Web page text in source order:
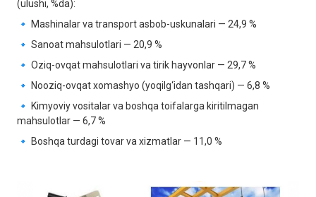
(ulushi, %da):
🔹 Mashinalar va transport asbob-uskunalari — 24,9 %
🔹 Sanoat mahsulotlari — 20,9 %
🔹 Oziq-ovqat mahsulotlari va tirik hayvonlar — 29,7 %
🔹 Nooziq-ovqat xomashyo (yoqilg‘idan tashqari) — 6,8 %
🔹 Kimyoviy vositalar va boshqa toifalarga kiritilmagan
mahsulotlar — 6,7 %
🔹 Boshqa turdagi tovar va xizmatlar — 11,0 %